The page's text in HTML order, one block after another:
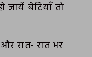
बेटियाँ तो
रात- रात भर